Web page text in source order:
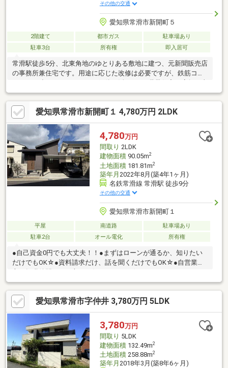
その他の交通
愛知県常滑市新開町５
2階建て 都市ガス
駐車場あり
駐車3台
所有権 即入居可
常滑駅徒歩5分、北東角地のゆとりある敷地に建つ、元新聞販売店
の事務所兼住宅です。用途に応じた改修は必要ですが、鉄筋コン
務所兼住宅、各種事業用拠点として幅広くご検討いただけます。
駐車スペースは最大8台分を確保でき、来客対応にも便利。周辺に
はイオンモールやコストコ、セントレアなどもあり、生活利便と
事業利便の両方を備えた魅力ある物件です。
愛知県常滑市新開町１ 4,780万円 2LDK
4,780万円
間取り 2LDK
建物面積90.05m2
土地面積181.81m2
築年月 2022年8月(築4年1ヶ月)
名鉄常滑線 常滑駅 徒歩9分
その他の交通
愛知県常滑市新開町１
平屋 南道路
駐車場あり
駐車2台
オール電化 所有権
●自己資金0円でも大丈夫！！●まずはローンが通るか、知りたい
だけでもOK☆●資料請求だけ、話を聞くだけでもOK☆●自営業の
愛知県常滑市字仲井 3,780万円 5LDK
3,780万円
間取り 5LDK
建物面積132.49m2
土地面積258.88m2
築年月 2018年3月(築8年6ヶ月)